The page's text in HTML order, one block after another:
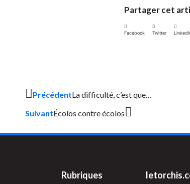
Partager cet
Facebook Twitter
PrécédentLa difficulté, c’est que…
SuivantÉcolos contre écolos
Rubriques